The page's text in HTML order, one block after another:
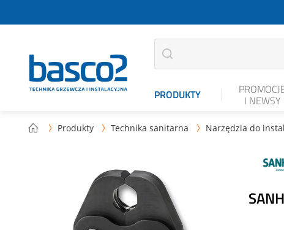
PRODUKTY I NEWSY
 Produkty  Technika sanitarna  Narzędzia do